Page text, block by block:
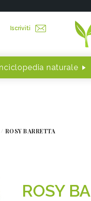
Iscriviti
naturale
ROSY BARRETTA
ROSY